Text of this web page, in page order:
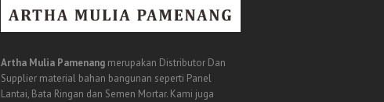
Artha Mulia Pamenangmerupakan Distributor Dan
Supplier material bahan bangunan seperti Panel
Lantai, Bata Ringan dan Semen Mortar. Kami juga